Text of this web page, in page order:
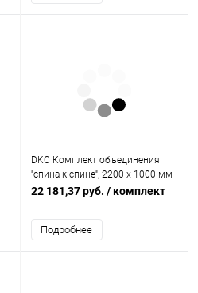
DKC Комплект объединения
''спина к спине'', 2200 x 1000 мм
(R5KFRE22100M)
22 181,37 руб. / комплект
Подробнее